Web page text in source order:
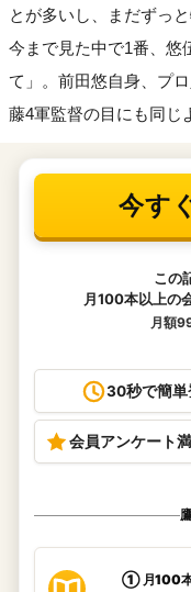
とが多いし、まだずっ
今まで見た中で1番、悠
て」。前田悠自身、プ
藤4軍監督の目にも同じ